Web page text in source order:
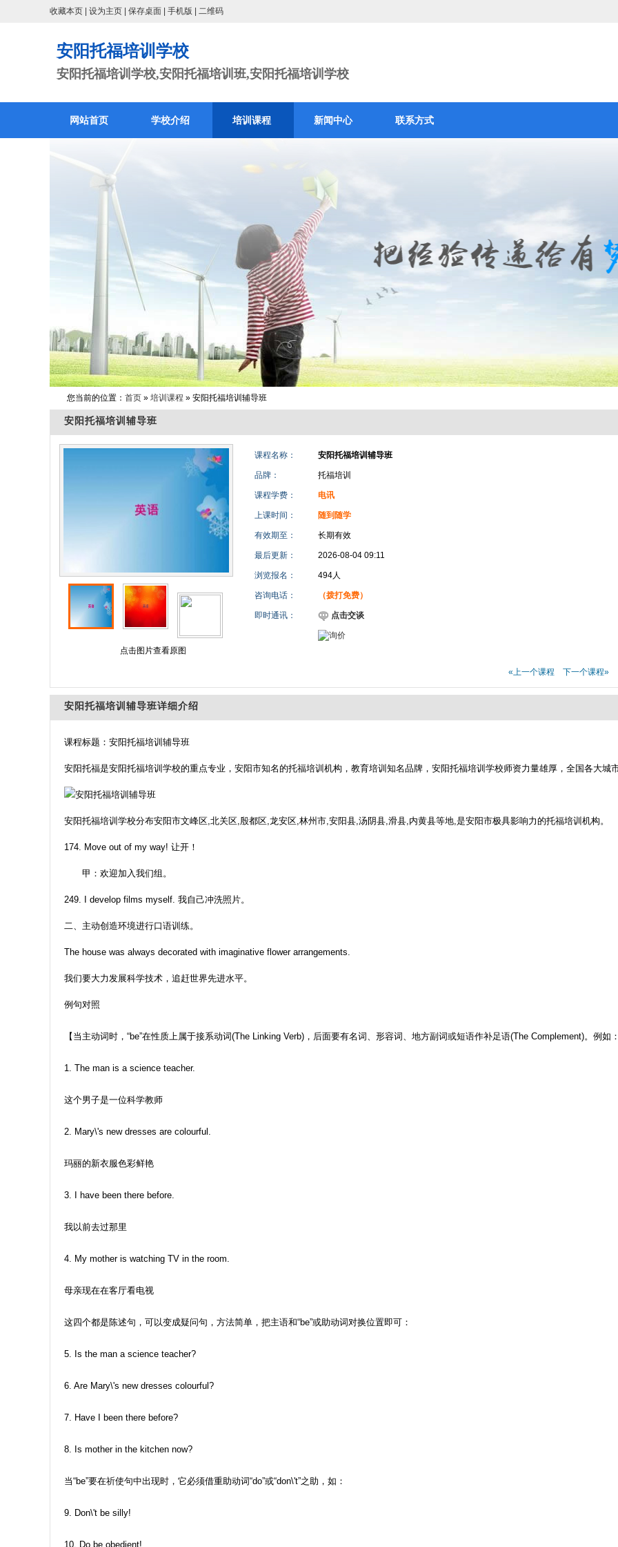
收藏本页 设为主页 保存桌面 手机版 二维码
安阳托福培训学校
安阳托福培训学校,安阳托福培训班,安阳托福培训学校
网站首页 学校介绍 培训课程 新闻中心 联系方式
您当前的位置： 首页 » 培训课程 » 安阳托福培训辅导班
安阳托福培训辅导班
点击图片查看原图
课程名称： 安阳托福培训辅导班
品牌： 托福培训
课程学费： 电讯
上课时间： 随到随学
有效期至： 长期有效
最后更新： 2026-08-04 09:11
浏览报名： 494人
咨询电话： （拨打免费）
即时通讯： 点击交谈
«上一个课程 下一个课程»
安阳托福培训辅导班详细介绍
课程标题：安阳托福培训辅导班
安阳托福是安阳托福培训学校的重点专业，安阳市知名的托福培训机构，教育培训知名品牌，安阳托福培训学校师资力量雄厚，全国各大城
安阳托福培训学校分布安阳市文峰区,北关区,殷都区,龙安区,林州市,安阳县,汤阴县,滑县,内黄县等地,是安阳市极具影响力的托福培训机构。
174. Move out of my way! 让开！
甲：欢迎加入我们组。
249. I develop films myself. 我自己冲洗照片。
二、主动创造环境进行口语训练。
The house was always decorated with imaginative flower arrangements.
我们要大力发展科学技术，追赶世界先进水平。
例句对照
【当主动词时，“be”在性质上属于接系动词(The Linking Verb)，后面要有名词、形容词、地方副词或短语作补足语(The Complement)。例如
1. The man is a science teacher.
这个男子是一位科学教师
2. Mary\'s new dresses are colourful.
玛丽的新衣服色彩鲜艳
3. I have been there before.
我以前去过那里
4. My mother is watching TV in the room.
母亲现在在客厅看电视
这四个都是陈述句，可以变成疑问句，方法简单，把主语和“be”或助动词对换位置即可：
5. Is the man a science teacher?
6. Are Mary\'s new dresses colourful?
7. Have I been there before?
8. Is mother in the kitchen now?
当“be”要在祈使句中出现时，它必须借重助动词“do”或“don\'t”之助，如：
9. Don\'t be silly!
10. Do be obedient!